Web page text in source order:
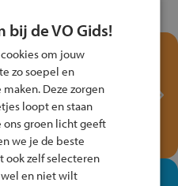
met het
Fiets Veilig Verkeersspel
Cortina-fiets!
ben je op je
de VO Gids!
om jouw
zo soepel en
Deze zorgen
loopt en staan
ons groen licht geeft
we je de beste
ook zelf selecteren
en niet wilt